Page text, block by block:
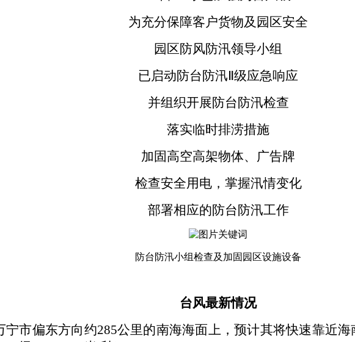
为充分保障客户货物及园区安全
园区防风防汛领导小组
已启动防台防汛Ⅱ级应急响应
并组织开展防台防汛检查
落实临时排涝措施
加固高空高架物体、广告牌
检查安全用电，掌握汛情变化
部署相应的防台防汛工作
防台防汛小组检查及加固园区设施设备
台风最新情况
宁市偏东方向约285公里的南海海面上，预计其将快速靠近